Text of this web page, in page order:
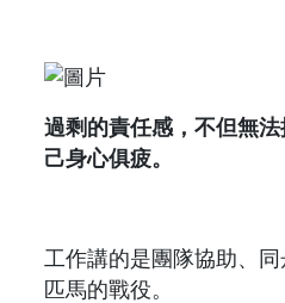
過剩的責任感，不但無
己身心俱疲。
工作講的是團隊協助、
匹馬的戰役。